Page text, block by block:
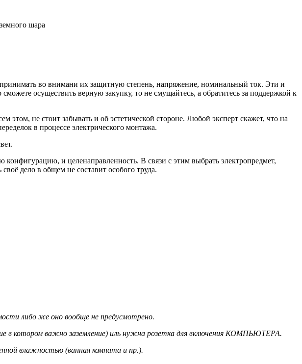
шара
во внимани их защитную степень, напряжение, номинальный ток. Эти и
осуществить верную закупку, то не смущайтесь, а обратитесь за поддержкой к
этом, не стоит забывать и об эстетической стороне. Любой эксперт скажет, что на
в процессе электрического монтажа.
и целенаправленность. В связи с этим выбрать электропредмет,
дело в общем не составит особого труда.
либо же оно вообще не предусмотрено.
в котором важно заземление) иль нужна розетка для включения КОМПЬЮТЕРА.
влажностью (ванная комната и пр.).